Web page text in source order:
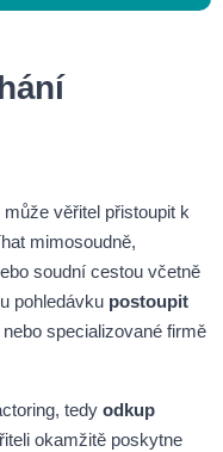
věřitel přistoupit k
mimosoudně,
soudní cestou včetně
pohledávku postoupit
specializované firmě
tedy odkup
okamžitě poskytne